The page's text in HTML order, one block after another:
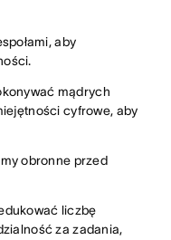
aby
mądrych
cyfrowe, aby
obronne przed
liczbę
za zadania,